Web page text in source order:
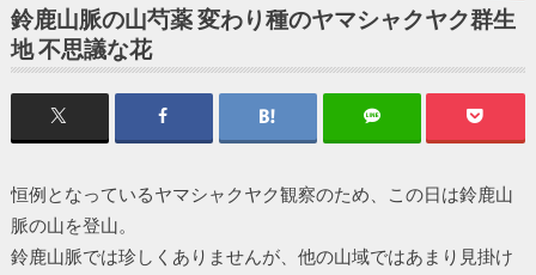
鈴鹿山脈の山芍薬 変わり種のヤマシャクヤク群生
地 不思議な花
恒例となっているヤマシャクヤク観察のため、この日は鈴鹿山
脈の山を登山。
鈴鹿山脈では珍しくありませんが、他の山域ではあまり見掛け